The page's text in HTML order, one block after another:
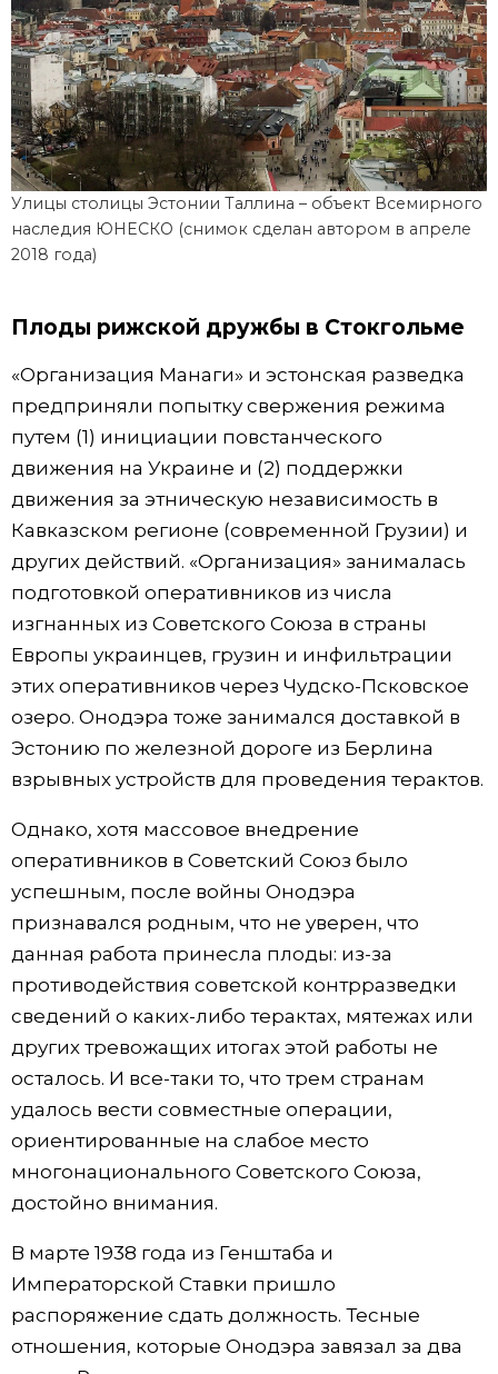
Улицы столицы Эстонии Таллина – объект Всемирного
наследия ЮНЕСКО (снимок сделан автором в апреле
2018 года)
Плоды рижской дружбы в Стокгольме
«Организация Манаги» и эстонская разведка
предприняли попытку свержения режима
путем (1) инициации повстанческого
движения на Украине и (2) поддержки
движения за этническую независимость в
Кавказском регионе (современной Грузии) и
других действий. «Организация» занималась
подготовкой оперативников из числа
изгнанных из Советского Союза в страны
Европы украинцев, грузин и инфильтрации
этих оперативников через Чудско-Псковское
озеро. Онодэра тоже занимался доставкой в
Эстонию по железной дороге из Берлина
взрывных устройств для проведения терактов.
Однако, хотя массовое внедрение
оперативников в Советский Союз было
успешным, после войны Онодэра
признавался родным, что не уверен, что
данная работа принесла плоды: из-за
противодействия советской контрразведки
сведений о каких-либо терактах, мятежах или
других тревожащих итогах этой работы не
осталось. И все-таки то, что трем странам
удалось вести совместные операции,
ориентированные на слабое место
многонационального Советского Союза,
достойно внимания.
В марте 1938 года из Генштаба и
Императорской Ставки пришло
распоряжение сдать должность. Тесные
отношения, которые Онодэра завязал за два